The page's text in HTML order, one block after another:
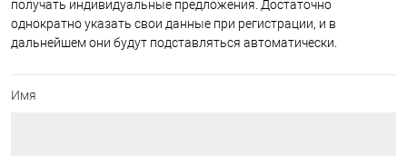
получать индивидуальные предложения. Достаточно
однократно указать свои данные при регистрации, и в
дальнейшем они будут подставляться автоматически.
Имя